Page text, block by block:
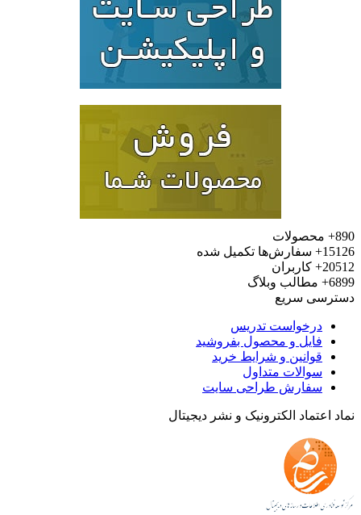
محصولات
سفارش‌ها تکمیل شده
کاربران
مطالب وبلاگ
سریع
درخواست تدریس
فایل و محصول بفروشید
قوانین و شرایط خرید
سوالات متداول
سفارش طراحی سایت
اعتماد الکترونیک و نشر دیجیتال